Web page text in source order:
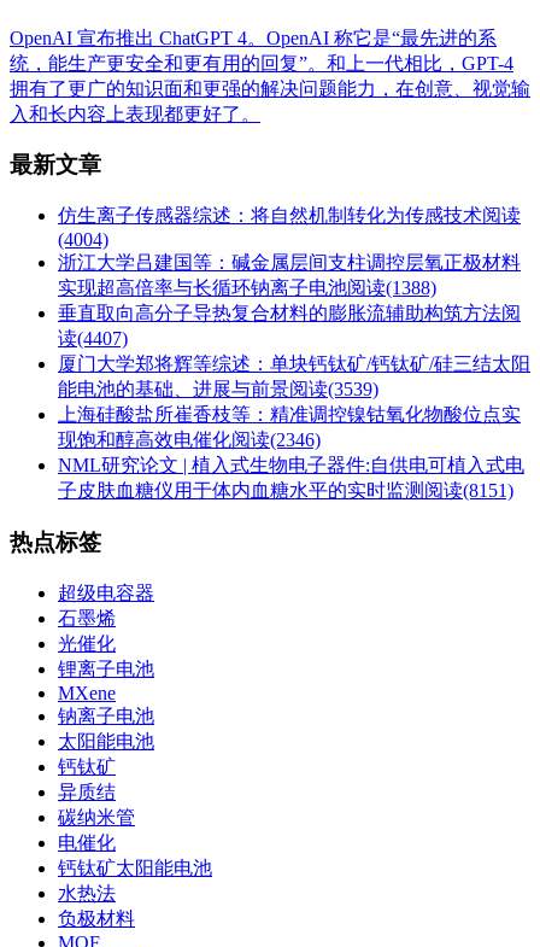
OpenAI 宣布推出 ChatGPT 4。OpenAI 称它是“最先进的系
统，能生产更安全和更有用的回复”。和上一代相比，GPT-4
拥有了更广的知识面和更强的解决问题能力，在创意、视觉输
入和长内容上表现都更好了。
最新文章
仿生离子传感器综述：将自然机制转化为传感技术阅读
(4004)
浙江大学吕建国等：碱金属层间支柱调控层氧正极材料
实现超高倍率与长循环钠离子电池阅读(1388)
垂直取向高分子导热复合材料的膨胀流辅助构筑方法阅
读(4407)
厦门大学郑将辉等综述：单块钙钛矿/钙钛矿/硅三结太阳
能电池的基础、进展与前景阅读(3539)
上海硅酸盐所崔香枝等：精准调控镍钴氧化物酸位点实
现饱和醇高效电催化阅读(2346)
NML研究论文 | 植入式生物电子器件:自供电可植入式电
子皮肤血糖仪用于体内血糖水平的实时监测 阅读(8151)
热点标签
超级电容器
石墨烯
光催化
锂离子电池
MXene
钠离子电池
太阳能电池
钙钛矿
异质结
碳纳米管
电催化
钙钛矿太阳能电池
水热法
负极材料
MOF